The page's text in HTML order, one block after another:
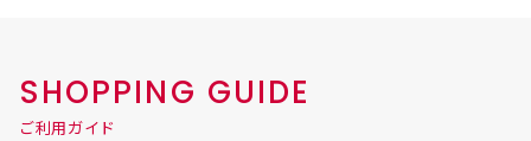
SHOPPING GUIDE
ご利用ガイド